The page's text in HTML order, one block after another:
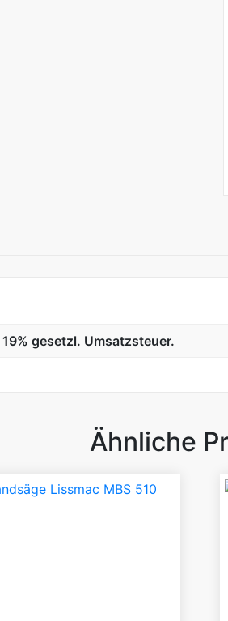
gesetzl. Umsatzsteuer.
Ähnliche